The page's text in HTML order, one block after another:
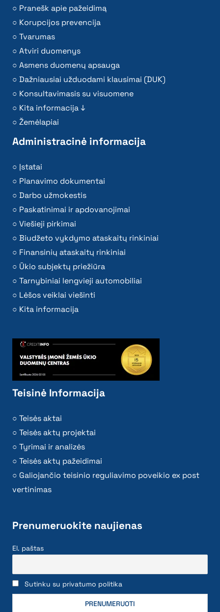
Pranešk apie pažeidimą
Korupcijos prevencija
Tvarumas
Atviri duomenys
Asmens duomenų apsauga
Dažniausiai užduodami klausimai (DUK)
Konsultavimasis su visuomene
Kita informacija ↓
Žemėlapiai
Administracinė informacija
Įstatai
Planavimo dokumentai
Darbo užmokestis
Paskatinimai ir apdovanojimai
Viešieji pirkimai
Biudžeto vykdymo ataskaitų rinkiniai
Finansinių ataskaitų rinkiniai
Ūkio subjektų priežiūra
Tarnybiniai lengvieji automobiliai
Lėšos veiklai viešinti
Kita informacija
Teisinė Informacija
Teisės aktai
Teisės aktų projektai
Tyrimai ir analizės
Teisės aktų pažeidimai
Galiojančio teisinio reguliavimo poveikio ex post
vertinimas
Prenumeruokite naujienas
El. paštas
Sutinku su privatumo politika